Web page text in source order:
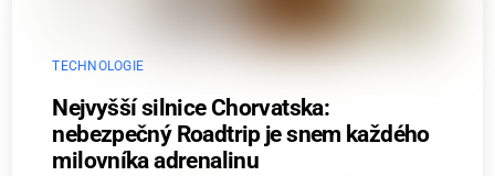
TECHNOLOGIE
Nejvyšší silnice Chorvatska:
nebezpečný Roadtrip je snem každého
milovníka adrenalinu